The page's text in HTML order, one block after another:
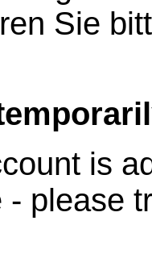
Sie
is
- please